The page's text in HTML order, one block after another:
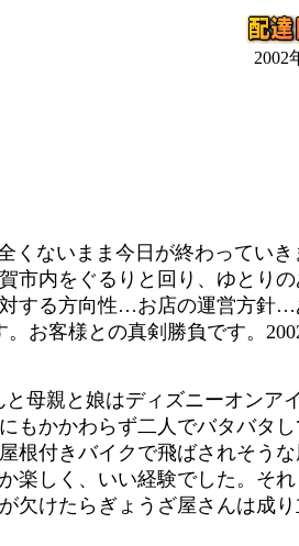
2002
くないまま今日が終わってい
市内をぐるりと回り、ゆとり
する方向性…お店の運営方針
お客様との真剣勝負です。
母親と娘はディズニーオン
かかわらず二人でバタバタ
根付きバイクで飛ばされそう
楽しく、いい経験でした。そ
けたらぎょうざ屋さんは成